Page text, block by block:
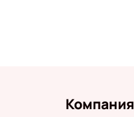
Компания